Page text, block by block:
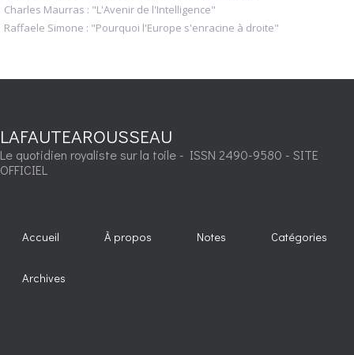
Charles Maurras : "L'Avenir de l'Intelligence"
Raffaele Simone : "Pourquoi l'Europe s'enracine à droite"
LAFAUTEAROUSSEAU
Le quotidien royaliste sur la toile - ISSN 2490-9580 - SITE
OFFICIEL
Accueil À propos Notes Catégories
Archives